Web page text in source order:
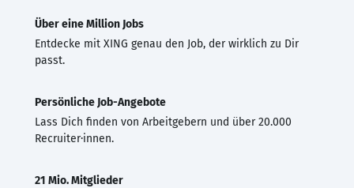
Über eine Million Jobs
Entdecke mit XING genau den Job, der wirklich zu Dir
passt.
Persönliche Job-Angebote
Lass Dich finden von Arbeitgebern und über 20.000
Recruiter·innen.
21 Mio. Mitglieder